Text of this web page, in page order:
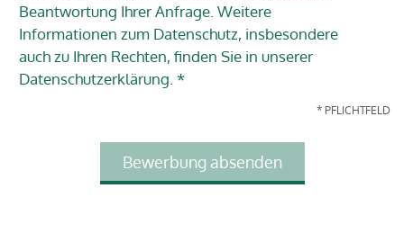
Beantwortung Ihrer Anfrage. Weitere
Informationen zum Datenschutz, insbesondere
auch zu Ihren Rechten, finden Sie in unserer
Datenschutzerklärung. *
* PFLICHTFELD